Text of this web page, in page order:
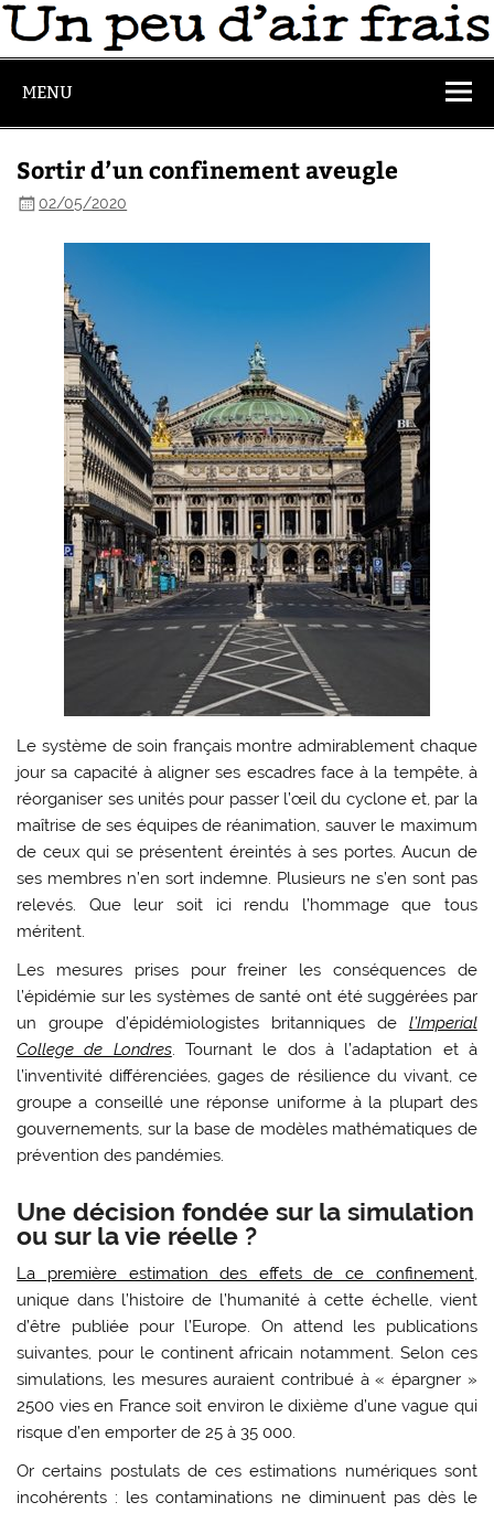
MENU
Sortir d’un confinement aveugle
02/05/2020
Le système de soin français montre admirablement chaque
jour sa capacité à aligner ses escadres face à la tempête, à
réorganiser ses unités pour passer l’œil du cyclone et, par la
maîtrise de ses équipes de réanimation, sauver le maximum
de ceux qui se présentent éreintés à ses portes. Aucun de
ses membres n’en sort indemne. Plusieurs ne s’en sont pas
relevés. Que leur soit ici rendu l’hommage que tous
méritent.
Les mesures prises pour freiner les conséquences de
l’épidémie sur les systèmes de santé ont été suggérées par
un groupe d’épidémiologistes britanniques de l’Imperial
College de Londres. Tournant le dos à l’adaptation et à
l’inventivité différenciées, gages de résilience du vivant, ce
groupe a conseillé une réponse uniforme à la plupart des
gouvernements, sur la base de modèles mathématiques de
prévention des pandémies.
Une décision fondée sur la simulation
ou sur la vie réelle ?
La première estimation des effets de ce confinement,
unique dans l’histoire de l’humanité à cette échelle, vient
d’être publiée pour l’Europe. On attend les publications
suivantes, pour le continent africain notamment. Selon ces
simulations, les mesures auraient contribué à « épargner »
2500 vies en France soit environ le dixième d’une vague qui
risque d’en emporter de 25 à 35 000.
Or certains postulats de ces estimations numériques sont
incohérents : les contaminations ne diminuent pas dès le